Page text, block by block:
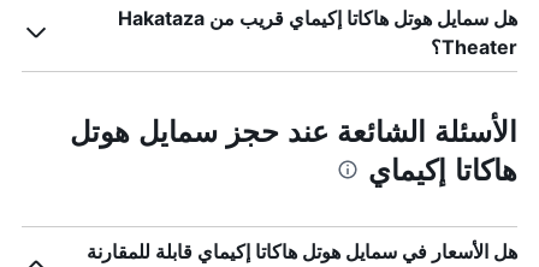
هل سمايل هوتل هاكاتا إكيماي قريب من Hakataza
Theater؟
الأسئلة الشائعة عند حجز سمايل هوتل
هاكاتا إكيماي
هل الأسعار في سمايل هوتل هاكاتا إكيماي قابلة للمقارنة